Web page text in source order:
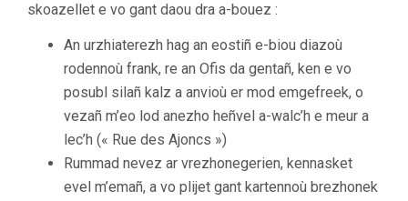
skoazellet e vo gant daou dra a-bouez :
An urzhiaterezh hag an eostiñ e-biou diazoù
rodennoù frank, re an Ofis da gentañ, ken e vo
posubl silañ kalz a anvioù er mod emgefreek, o
vezañ m’eo lod anezho heñvel a-walc’h e meur a
lec’h (« Rue des Ajoncs »)
Rummad nevez ar vrezhonegerien, kennasket
evel m’emañ, a vo plijet gant kartennoù brezhonek